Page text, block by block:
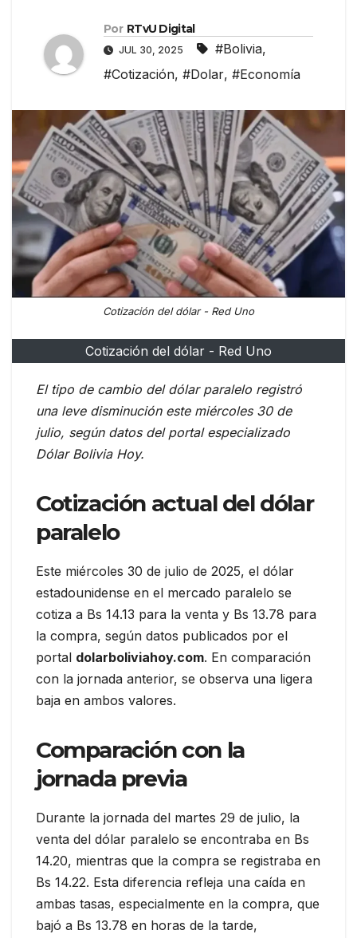
Por RTvU Digital
JUL 30, 2025 #Bolivia,
#Cotización, #Dolar, #Economía
Cotización del dólar - Red Uno
Cotización del dólar - Red Uno
El tipo de cambio del dólar paralelo registró
una leve disminución este miércoles 30 de
julio, según datos del portal especializado
Dólar Bolivia Hoy.
Cotización actual del dólar
paralelo
Este miércoles 30 de julio de 2025, el dólar
estadounidense en el mercado paralelo se
cotiza a Bs 14.13 para la venta y Bs 13.78 para
la compra, según datos publicados por el
portal dolarboliviahoy.com. En comparación
con la jornada anterior, se observa una ligera
baja en ambos valores.
Comparación con la
jornada previa
Durante la jornada del martes 29 de julio, la
venta del dólar paralelo se encontraba en Bs
14.20, mientras que la compra se registraba en
Bs 14.22. Esta diferencia refleja una caída en
ambas tasas, especialmente en la compra, que
bajó a Bs 13.78 en horas de la tarde,